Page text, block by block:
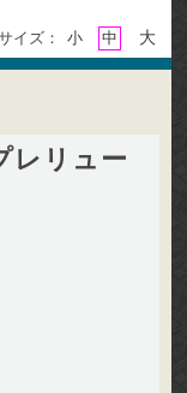
イズ： 小 中 大
レリュー